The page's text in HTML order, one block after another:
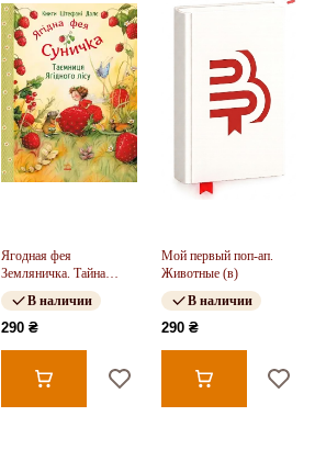
Ягодная фея
Земляничка. Тайна
Ягодного леса
В наличии
290 ₴
Мой первый поп-ап.
Животные (в)
В наличии
290 ₴